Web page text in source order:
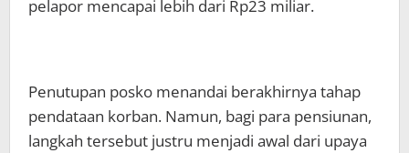
pelapor mencapai lebih dari Rp23 miliar.
Penutupan posko menandai berakhirnya tahap
pendataan korban. Namun, bagi para pensiunan,
langkah tersebut justru menjadi awal dari upaya